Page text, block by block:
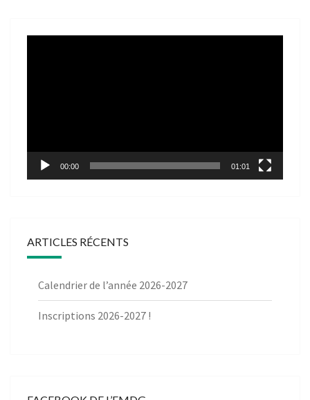
00:00 01:01
ARTICLES RÉCENTS
Calendrier de l’année 2026-2027
Inscriptions 2026-2027 !